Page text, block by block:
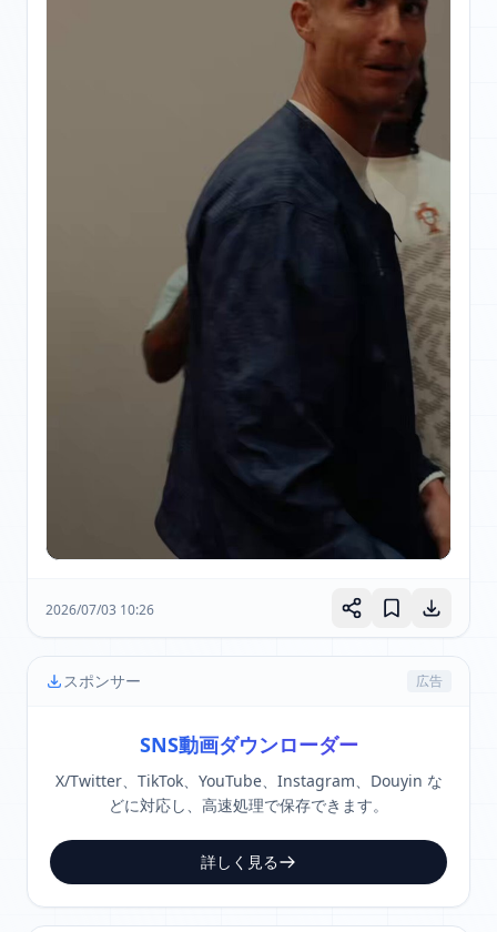
2026/07/03 10:26
スポンサー 広告
SNS動画ダウンローダー
X/Twitter、TikTok、YouTube、Instagram、Douyin な
どに対応し、高速処理で保存できます。
詳しく見る